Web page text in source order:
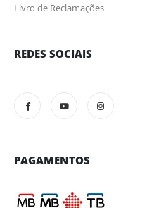
Livro de Reclamações
REDES SOCIAIS
PAGAMENTOS